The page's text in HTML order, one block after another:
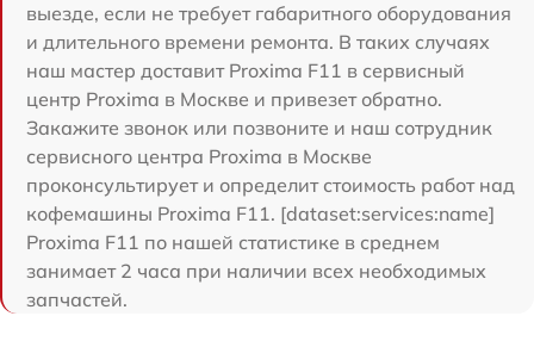
выезде, если не требует габаритного оборудования
и длительного времени ремонта. В таких случаях
наш мастер доставит Proxima F11 в сервисный
центр Proxima в Москве и привезет обратно.
Закажите звонок или позвоните и наш сотрудник
сервисного центра Proxima в Москве
проконсультирует и определит стоимость работ над
кофемашины Proxima F11. [dataset:services:name]
Proxima F11 по нашей статистике в среднем
занимает 2 часа при наличии всех необходимых
запчастей.